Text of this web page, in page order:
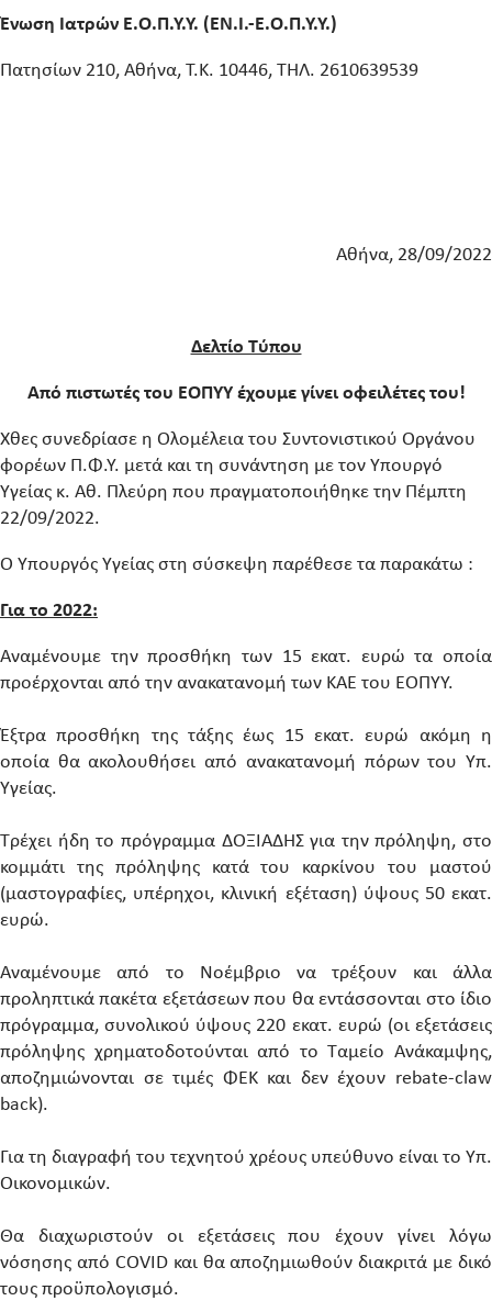
Ένωση Ιατρών Ε.Ο.Π.Υ.Υ. (ΕΝ.Ι.-Ε.Ο.Π.Υ.Υ.)
Πατησίων 210, Αθήνα, Τ.Κ. 10446, ΤΗΛ. 2610639539
Αθήνα, 28/09/2022
Δελτίο Τύπου
Από πιστωτές του ΕΟΠΥΥ έχουμε γίνει οφειλέτες του!
Χθες συνεδρίασε η Ολομέλεια του Συντονιστικού Οργάνου
φορέων Π.Φ.Υ. μετά και τη συνάντηση με τον Υπουργό
Υγείας κ. Αθ. Πλεύρη που πραγματοποιήθηκε την Πέμπτη
22/09/2022.
Ο Υπουργός Υγείας στη σύσκεψη παρέθεσε τα παρακάτω :
Για το 2022:
Αναμένουμε την προσθήκη των 15 εκατ. ευρώ τα οποία
προέρχονται από την ανακατανομή των ΚΑΕ του ΕΟΠΥΥ.
Έξτρα προσθήκη της τάξης έως 15 εκατ. ευρώ ακόμη η
οποία θα ακολουθήσει από ανακατανομή πόρων του Υπ.
Υγείας.
Τρέχει ήδη το πρόγραμμα ΔΟΞΙΑΔΗΣ για την πρόληψη, στο
κομμάτι της πρόληψης κατά του καρκίνου του μαστού
(μαστογραφίες, υπέρηχοι, κλινική εξέταση) ύψους 50 εκατ.
ευρώ.
Αναμένουμε από το Νοέμβριο να τρέξουν και άλλα
προληπτικά πακέτα εξετάσεων που θα εντάσσονται στο ίδιο
πρόγραμμα, συνολικού ύψους 220 εκατ. ευρώ (οι εξετάσεις
πρόληψης χρηματοδοτούνται από το Ταμείο Ανάκαμψης,
αποζημιώνονται σε τιμές ΦΕΚ και δεν έχουν rebate-claw
back).
Για τη διαγραφή του τεχνητού χρέους υπεύθυνο είναι το Υπ.
Οικονομικών.
Θα διαχωριστούν οι εξετάσεις που έχουν γίνει λόγω
νόσησης από COVID και θα αποζημιωθούν διακριτά με δικό
τους προϋπολογισμό.